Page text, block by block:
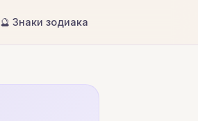
🔮 Знаки зодиака